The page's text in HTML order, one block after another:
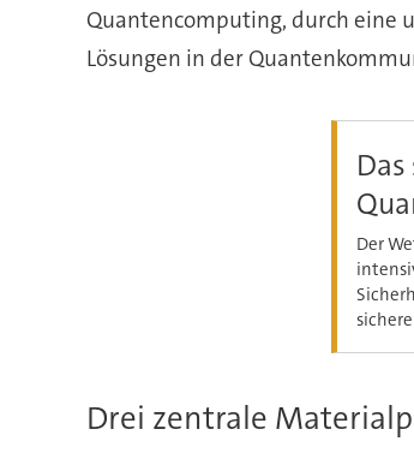
Quantencomputing, durch eine
Lösungen in der
Der
Drei zentrale